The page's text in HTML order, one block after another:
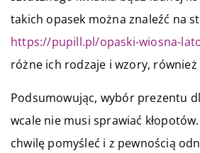
takich opasek można znaleźć na
https://pupill.pl/opaski-wiosna-
różne ich rodzaje i wzory, również
Podsumowując, wybór prezentu
wcale nie musi sprawiać
chwilę pomyśleć i z pewnością